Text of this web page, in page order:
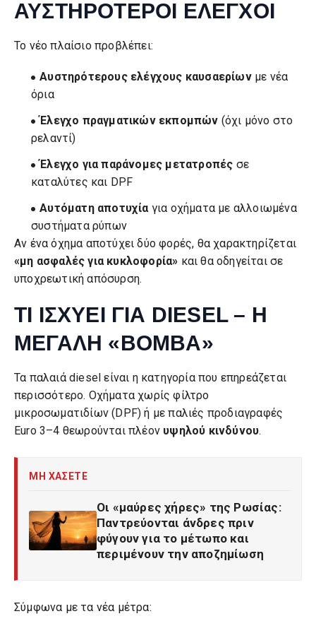
ΑΥΣΤΗΡΟΤΕΡΟΙ ΕΛΕΓΧΟΙ
Το νέο πλαίσιο προβλέπει:
Αυστηρότερους ελέγχους καυσαερίωνμε νέα
όρια
Έλεγχο πραγματικών εκπομπών (όχι μόνο στο
ρελαντί)
Έλεγχο για παράνομες μετατροπές σε
καταλύτες και DPF
Αυτόματη αποτυχίαγια οχήματα με αλλοιωμένα
συστήματα ρύπων
Αν ένα όχημα αποτύχει δύο φορές, θα χαρακτηρίζεται
«μη ασφαλές για κυκλοφορία» και θα οδηγείται σε
υποχρεωτική απόσυρση.
ΤΙ ΙΣΧΥΕΙ ΓΙΑ DIESEL – Η
ΜΕΓΑΛΗ «ΒΟΜΒΑ»
Τα παλαιά diesel είναι η κατηγορία που επηρεάζεται
περισσότερο. Οχήματα χωρίς φίλτρο
μικροσωματιδίων (DPF) ή με παλιές προδιαγραφές
Euro 3–4 θεωρούνται πλέον υψηλού κινδύνου.
ΜΗ ΧΑΣΕΤΕ
Οι «μαύρες χήρες» της Ρωσίας:
Παντρεύονται άνδρες πριν
φύγουν για το μέτωπο και
περιμένουν την αποζημίωση
Σύμφωνα με τα νέα μέτρα: